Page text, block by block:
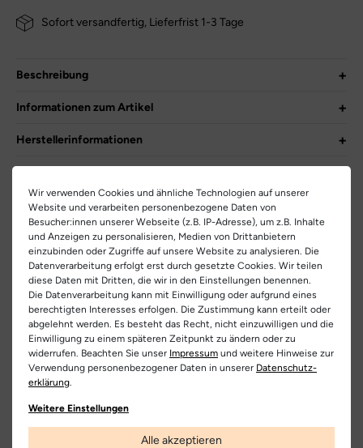
Sofort versandfertig, Lieferfrist 1-3 Tage
Beschreibung
Naturino Barefoot Amur Lauflerner Klettschuh 2018468.45.0E13
in strawberries vanilla ist mit einem verspielten Kirschenmotiv
rutschhemmende Gummisohle, die barfußnahes Abrollen
Zehen viel Platz. Zusammen mit ein weiches Innenfutter aus
Leder und Textil und praktischen Klettverschlüssen können
Kinder den Schuh leicht selbst an- und ausziehen. So begleitet er
erste Laufversuche, Ausflüge zur Krabbelgruppe und
Spaziergänge an frischen Frühlingstagen. Wer den Look variieren
möchte, kann zum Beispiel die Naturino Modelle
2018468.46.0M04 und 2019027.01.2B16 dazu kombinieren.
Informationen zum Artikel
Hersteller-Nr.:
Artikel-Nr.: 341400017
Schuhart: Schnürschuh/Klettschuh
Bezeichnung: Barefoot Amur VL
Obermaterial: Veloursleder
Innenfutter:
Decksohle: Leder
Laufsohle:
vanilla | berries | beige
Herstellerinformationen
EU Verantwortlicher
Falc Spa
C.da San Domenico 24, 62012 Civitanova Marcha Alta (MC),
Italia
00390733790790
Hersteller
Naturino
Teilen
Zuletzt angesehen
Wir verwenden Cookies und ähnliche Technologien auf unserer
Website und verarbeiten personenbezogene Daten von
Besucher:innen unserer Webseite (z.B. IP-Adresse), um z.B. Inhalte
und Anzeigen zu personalisieren, Medien von Drittanbietern
einzubinden oder Zugriffe auf unsere Website zu analysieren. Die
Datenverarbeitung erfolgt erst durch gesetzte Cookies. Wir teilen
diese Daten mit Dritten, die wir in den Einstellungen benennen.
Die Datenverarbeitung kann mit Einwilligung oder aufgrund eines
berechtigten Interesses erfolgen. Die Zustimmung kann erteilt oder
abgelehnt werden. Es besteht das Recht, nicht einzuwilligen und die
Einwilligung zu einem späteren Zeitpunkt zu ändern oder zu
widerrufen. Beachten Sie unser Impressum und weitere Hinweise zur
Verwendung personenbezogener Daten in unserer Daten­schutz­
erklärung
Weitere Einstellungen
Alle akzeptieren